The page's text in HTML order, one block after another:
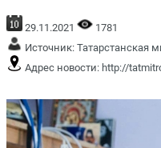
29.11.2021
1781
Источник: Татарстанская
Адрес новости: http://